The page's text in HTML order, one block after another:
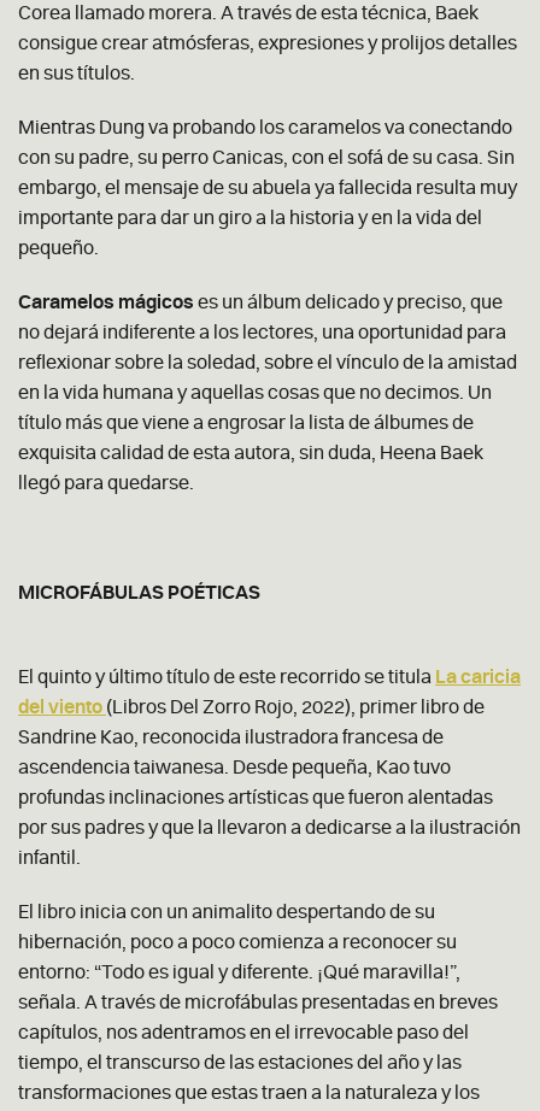
Corea llamado morera. A través de esta técnica, Baek
consigue crear atmósferas, expresiones y prolijos detalles
en sus títulos.
Mientras Dung va probando los caramelos va conectando
con su padre, su perro Canicas, con el sofá de su casa. Sin
embargo, el mensaje de su abuela ya fallecida resulta muy
importante para dar un giro a la historia y en la vida del
pequeño.
Caramelos mágicos es un álbum delicado y preciso, que
no dejará indiferente a los lectores, una oportunidad para
reflexionar sobre la soledad, sobre el vínculo de la amistad
en la vida humana y aquellas cosas que no decimos. Un
título más que viene a engrosar la lista de álbumes de
exquisita calidad de esta autora, sin duda, Heena Baek
llegó para quedarse.
MICROFÁBULAS POÉTICAS
El quinto y último título de este recorrido se titula La caricia
del viento (Libros Del Zorro Rojo, 2022), primer libro de
Sandrine Kao, reconocida ilustradora francesa de
ascendencia taiwanesa. Desde pequeña, Kao tuvo
profundas inclinaciones artísticas que fueron alentadas
por sus padres y que la llevaron a dedicarse a la ilustración
infantil.
El libro inicia con un animalito despertando de su
hibernación, poco a poco comienza a reconocer su
entorno: “Todo es igual y diferente. ¡Qué maravilla!”,
señala. A través de microfábulas presentadas en breves
capítulos, nos adentramos en el irrevocable paso del
tiempo, el transcurso de las estaciones del año y las
transformaciones que estas traen a la naturaleza y los